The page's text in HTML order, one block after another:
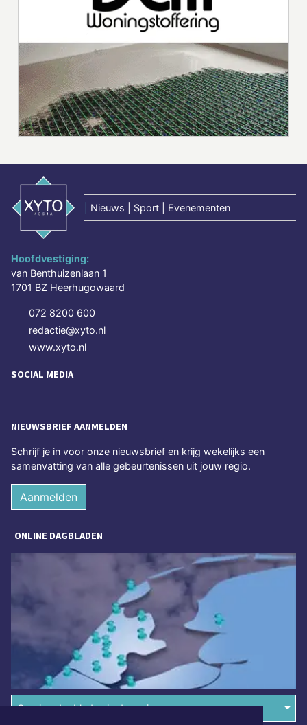
Nieuws | Sport | Evenementen
Hoofdvestiging:
van Benthuizenlaan 1
1701 BZ Heerhugowaard
072 8200 600
redactie@xyto.nl
www.xyto.nl
SOCIAL MEDIA
NIEUWSBRIEF AANMELDEN
Schrijf je in voor onze nieuwsbrief en krijg wekelijks een
samenvatting van alle gebeurtenissen uit jouw regio.
Aanmelden
ONLINE DAGBLADEN
Overige dagbladen in de regio